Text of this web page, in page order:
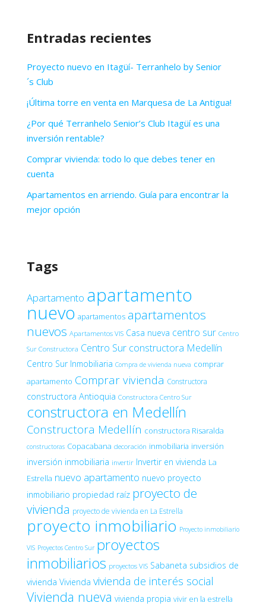
Entradas recientes
Proyecto nuevo en Itagüí- Terranhelo by Senior
´s Club
¡Última torre en venta en Marquesa de La Antigua!
¿Por qué Terranhelo Senior’s Club Itagüí es una
inversión rentable?
Comprar vivienda: todo lo que debes tener en
cuenta
Apartamentos en arriendo. Guía para encontrar la
mejor opción
Tags
Apartamento apartamento
nuevo apartamentos apartamentos
nuevos Apartamentos VIS Casa nueva centro sur Centro
Sur Constructora Centro Sur constructora Medellín
Centro Sur Inmobiliaria Compra de vivienda nueva comprar
apartamento Comprar vivienda Constructora
constructora Antioquia Constructora Centro Sur
constructora en Medellín
Constructora Medellín constructora Risaralda
constructoras Copacabana decoración inmobiliaria inversión
inversión inmobiliaria invertir Invertir en vivienda La
Estrella nuevo apartamento nuevo proyecto
inmobiliario propiedad raíz proyecto de
vivienda proyecto de vivienda en La Estrella
proyecto inmobiliario Proyecto inmobiliario
VIS Proyectos Centro Sur proyectos
inmobiliarios proyectos VIS Sabaneta subsidios de
vivienda Vivienda vivienda de interés social
Vivienda nueva vivienda propia vivir en la estrella